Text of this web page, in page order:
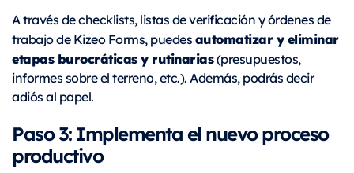
A través de checklists, listas de verificación y órdenes de
trabajo de Kizeo Forms, puedesautomatizar y eliminar
etapas burocráticas y rutinarias(presupuestos,
informes sobre el terreno, etc.). Además, podrás decir
adiós al papel.
Paso 3: Implementa el nuevo proceso
productivo